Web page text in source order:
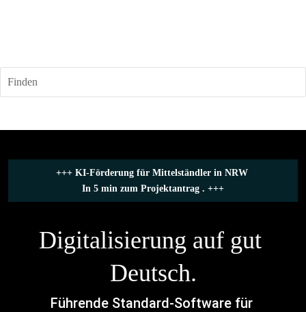
Finden
+++ KI-Förderung für Mittelständler in NRW
In 5 min zum Projektantrag . +++
Digitalisierung auf gut
Deutsch.
Führende Standard-Software für